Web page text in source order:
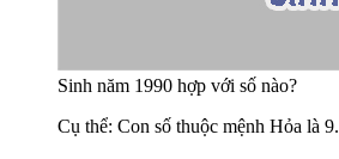
Sinh năm 1990 hợp với số nào?
Cụ thể: Con số thuộc mệnh Hỏa là 9.